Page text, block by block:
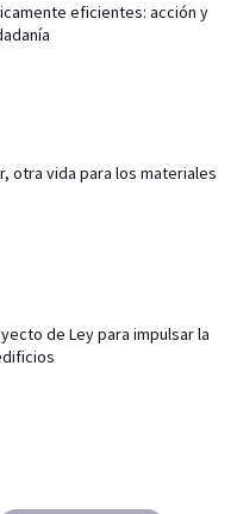
eficientes: acción y
otra vida para los materiales
de Ley para impulsar la